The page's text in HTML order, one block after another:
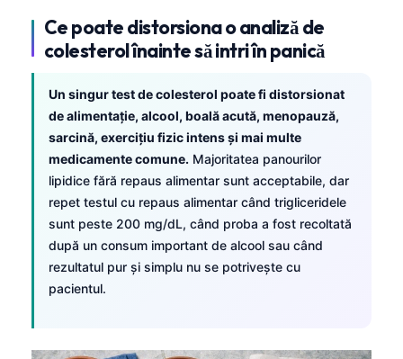
Ce poate distorsiona o analiză de
colesterol înainte să intri în panică
Un singur test de colesterol poate fi distorsionat
de alimentație, alcool, boală acută, menopauză,
sarcină, exercițiu fizic intens și mai multe
medicamente comune. Majoritatea panourilor
lipidice fără repaus alimentar sunt acceptabile, dar
repet testul cu repaus alimentar când trigliceridele
sunt peste 200 mg/dL, când proba a fost recoltată
după un consum important de alcool sau când
rezultatul pur și simplu nu se potrivește cu
pacientul.
Svenska
Bosanski
Azərbaycan dili
Eesti
日本語
Čeština
ქართული
Lietuvių kalba